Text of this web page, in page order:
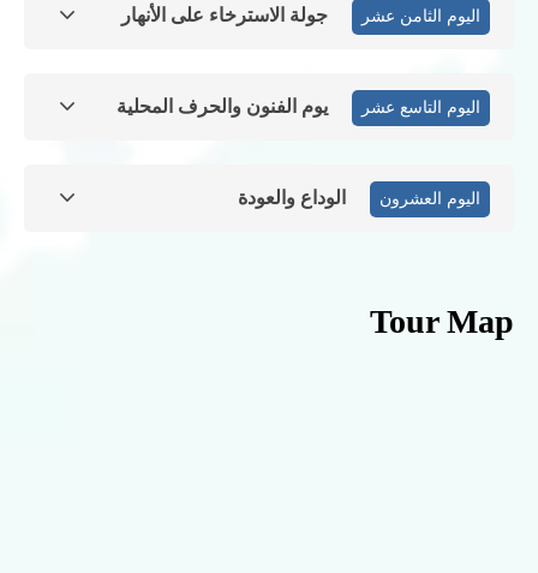
اليوم الثامن عشر جولة الاسترخاء على الأنهار
اليوم التاسع عشر يوم الفنون والحرف المحلية
اليوم العشرون الوداع والعودة
Tour Map